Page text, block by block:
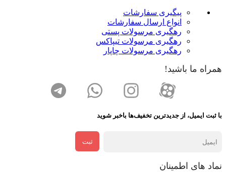
پیگیری سفارشات
انواع ارسال سفارشات
رهگیری مرسولات پستی
رهگیری مرسولات تیپاکس
رهگیری مرسولات چاپار
همراه ما باشید!
با ثبت ایمیل، از جدید‌ترین تخفیف‌ها با‌خبر شوید
ثبت
نماد های اطمینان